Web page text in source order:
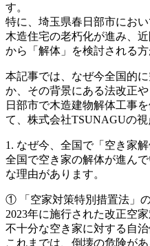
す。
特に、埼玉県春日部市にお
木造住宅の老朽化が進み、
から「解体」を検討される方
本記事では、なぜ今全国的
か、その背景にある法改正
日部市で木造建物解体工事
て、株式会社TSUNAGUの視
1. なぜ今、全国で「空き家
全国で空き家の解体が進ん
な理由があります。
① 「空家対策特別措置法」
2023年に施行された改正空
不十分な空き家に対する自
これまでは、倒壊の危険が